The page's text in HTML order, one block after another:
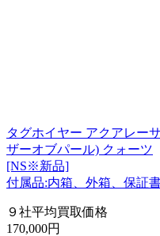
タグホイヤー アクアレー
ザーオブパール) クォーツ
[NS※新品]
付属品:内箱、外箱、保証
９社平均買取価格
170,000円